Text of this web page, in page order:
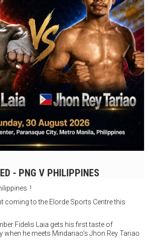
- PNG V PHILIPPINES
!
coming to the Elorde Sports Centre this
Fidelis Laia gets his first taste of
when he meets Mindanao's Jhon Rey Tariao